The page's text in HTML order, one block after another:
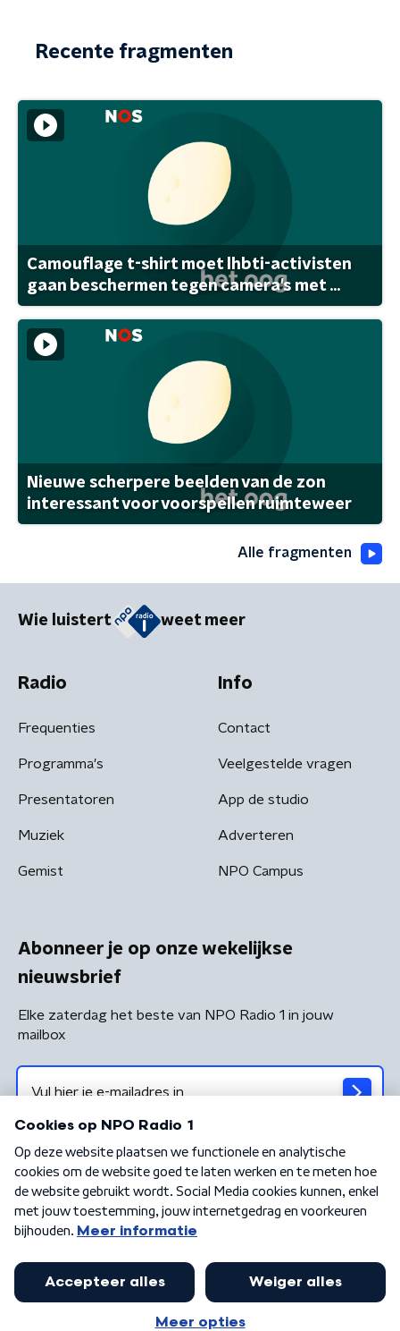
Recente fragmenten
Camouflage t-shirt moet lhbti-activisten
gaan beschermen tegen camera's met ...
Nieuwe scherpere beelden van de zon
interessant voor voorspellen ruimteweer
Alle fragmenten
Wie luistert weet meer
Radio
Frequenties
Programma's
Presentatoren
Muziek
Gemist
Info
Contact
Veelgestelde vragen
App de studio
Adverteren
NPO Campus
Abonneer je op onze wekelijkse
nieuwsbrief
Elke zaterdag het beste van NPO Radio 1 in jouw
mailbox
Algemene voorwaarden